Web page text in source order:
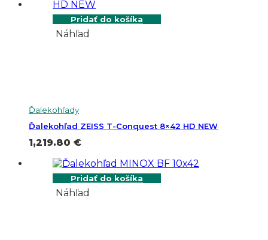
Pridať do košíka
Náhľad
Ďalekohľady
Ďalekohľad ZEISS T-Conquest 8×42 HD NEW
1,219.80 €
Pridať do košíka
Náhľad